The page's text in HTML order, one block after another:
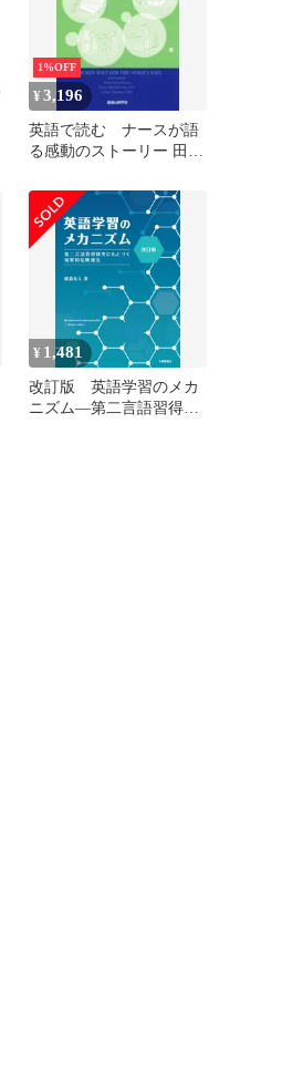
1%OFF
¥3,196
英語で読む ナースが語
る感動のストーリー 田
越 栄子、 廣渡 太郎;
長坂 香織
¥ 1,481
改訂版 英語学習のメカ
ニズム―第二言語習得研